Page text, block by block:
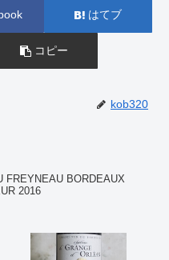
はてブ
コピー
kob320
FREYNEAU BORDEAUX
2016